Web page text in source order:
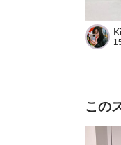
この